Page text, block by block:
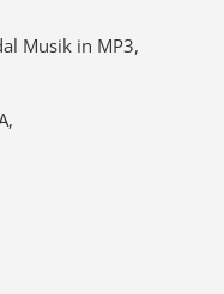
Musik in MP3,